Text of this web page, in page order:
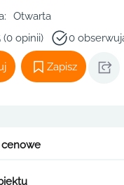
Otwarta
opinii)
0
Zapisz
cenowe